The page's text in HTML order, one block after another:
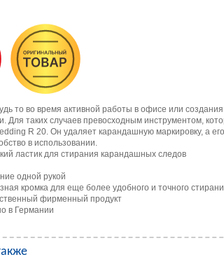
то во время активной работы в офисе или
Для таких случаев превосходным инструментом,
R 20. Он удаляет карандашную маркировку, а
в использовании.
ластик для стирания карандашных следов
одной рукой
кромка для еще более удобного и точного
фирменный продукт
в Германии